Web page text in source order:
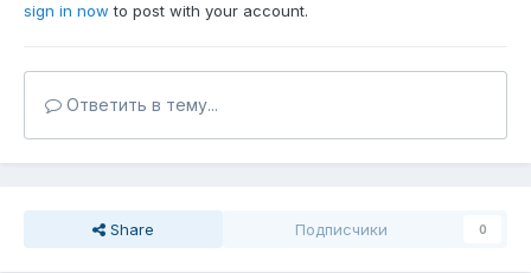
sign in now to post with your account.
Ответить в тему...
Share Подписчики 0